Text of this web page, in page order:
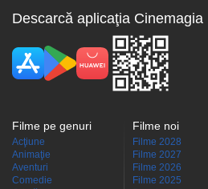
Descarcă aplicaţia Cinemagia
Filme pe genuri
Acţiune
Animaţie
Aventuri
Comedie
Filme noi
Filme 2028
Filme 2027
Filme 2026
Filme 2025